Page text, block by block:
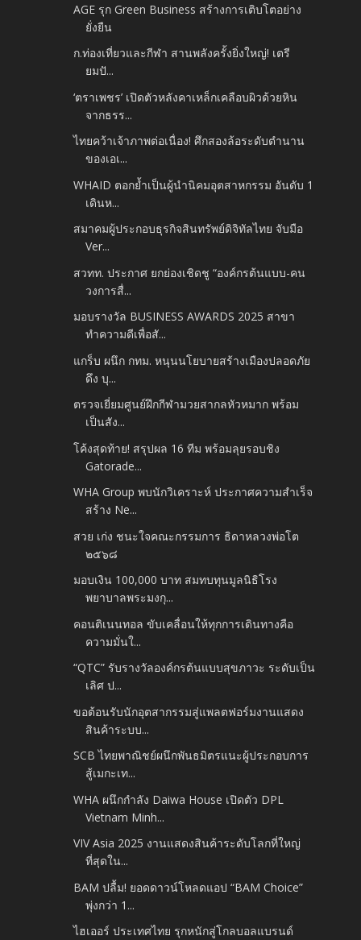
AGE รุก Green Business สร้างการเติบโตอย่าง
ยั่งยืน
ก.ท่องเที่ยวและกีฬา สานพลังครั้งยิ่งใหญ่! เตรี
ยมปั...
‘ตราเพชร’ เปิดตัวหลังคาเหล็กเคลือบผิวด้วยหิน
จากธรร...
ไทยคว้าเจ้าภาพต่อเนื่อง! ศึกสองล้อระดับตำนาน
ของเอเ...
WHAID ตอกย้ำเป็นผู้นำนิคมอุตสาหกรรม อันดับ 1
เดินห...
สมาคมผู้ประกอบธุรกิจสินทรัพย์ดิจิทัลไทย จับมือ
Ver...
สวทท. ประกาศ ยกย่องเชิดชู “องค์กรต้นแบบ-คน
วงการสื่...
มอบรางวัล BUSINESS AWARDS 2025 สาขา
ทำความดีเพื่อสั...
แกร็บ ผนึก กทม. หนุนนโยบายสร้างเมืองปลอดภัย
ดึง บุ...
ตรวจเยี่ยมศูนย์ฝึกกีฬามวยสากลหัวหมาก พร้อม
เป็นสัง...
โค้งสุดท้าย! สรุปผล 16 ทีม พร้อมลุยรอบชิง
Gatorade...
WHA Group พบนักวิเคราะห์ ประกาศความสำเร็จ
สร้าง Ne...
สวย เก่ง ชนะใจคณะกรรมการ ธิดาหลวงพ่อโต
๒๕๖๘
มอบเงิน 100,000 บาท สมทบทุนมูลนิธิโรง
พยาบาลพระมงกุ...
คอนติเนนทอล ขับเคลื่อนให้ทุกการเดินทางคือ
ความมั่นใ...
“QTC” รับรางวัลองค์กรต้นแบบสุขภาวะ ระดับเป็น
เลิศ ป...
ขอต้อนรับนักอุตสากรรมสู่แพลตฟอร์มงานแสดง
สินค้าระบบ...
SCB ไทยพาณิชย์ผนึกพันธมิตรแนะผู้ประกอบการ
สู้เมกะเท...
WHA ผนึกกำลัง Daiwa House เปิดตัว DPL
Vietnam Minh...
VIV Asia 2025 งานแสดงสินค้าระดับโลกที่ใหญ่
ที่สุดใน...
BAM ปลื้ม! ยอดดาวน์โหลดแอป “BAM Choice”
พุ่งกว่า 1...
ไฮเออร์ ประเทศไทย รุกหนักสู่โกลบอลแบรนด์